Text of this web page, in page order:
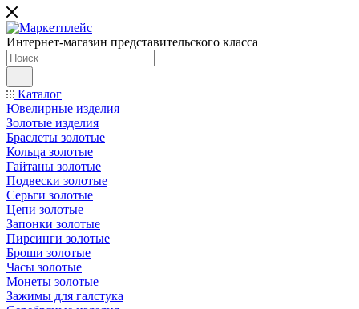
Интернет-магазин представительского класса
Каталог
Ювелирные изделия
Золотые изделия
Браслеты золотые
Кольца золотые
Гайтаны золотые
Подвески золотые
Серьги золотые
Цепи золотые
Запонки золотые
Пирсинги золотые
Броши золотые
Часы золотые
Монеты золотые
Зажимы для галстука